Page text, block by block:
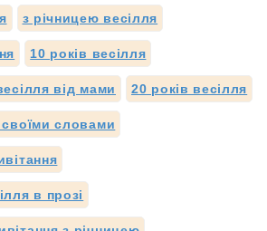
з річницею весілля
10 років весілля
від мами 20 років весілля
словами
в прозі